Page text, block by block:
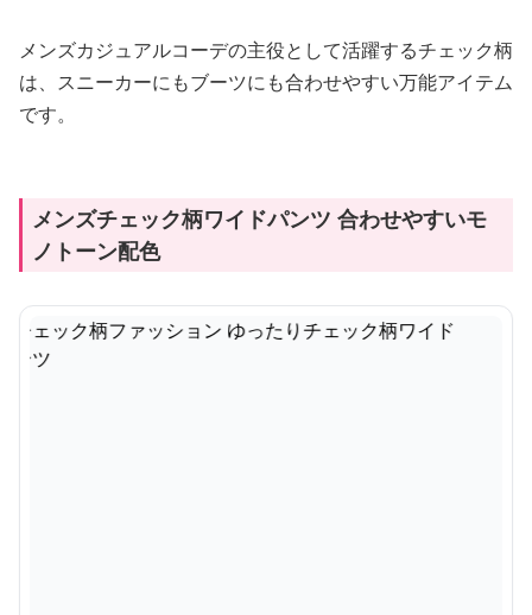
メンズカジュアルコーデの主役として活躍するチェック柄
は、スニーカーにもブーツにも合わせやすい万能アイテム
です。
メンズチェック柄ワイドパンツ 合わせやすいモ
ノトーン配色